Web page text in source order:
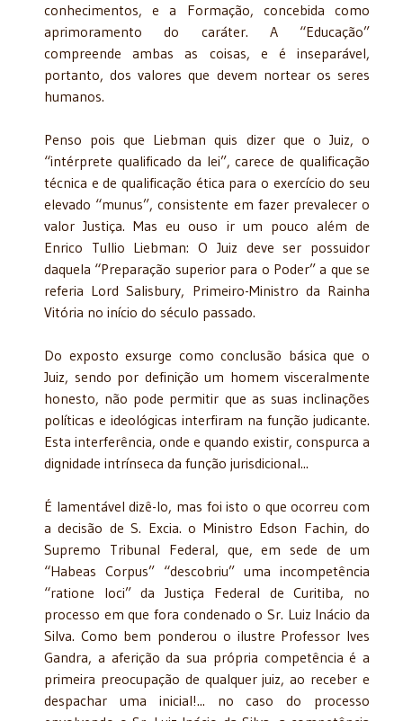
conhecimentos, e a Formação, concebida como
aprimoramento do caráter. A “Educação”
compreende ambas as coisas, e é inseparável,
portanto, dos valores que devem nortear os seres
humanos.
Penso pois que Liebman quis dizer que o Juiz, o
“intérprete qualificado da lei”, carece de qualificação
técnica e de qualificação ética para o exercício do seu
elevado “munus”, consistente em fazer prevalecer o
valor Justiça. Mas eu ouso ir um pouco além de
Enrico Tullio Liebman: O Juiz deve ser possuidor
daquela “Preparação superior para o Poder” a que se
referia Lord Salisbury, Primeiro-Ministro da Rainha
Vitória no início do século passado.
Do exposto exsurge como conclusão básica que o
Juiz, sendo por definição um homem visceralmente
honesto, não pode permitir que as suas inclinações
políticas e ideológicas interfiram na função judicante.
Esta interferência, onde e quando existir, conspurca a
dignidade intrínseca da função jurisdicional...
É lamentável dizê-lo, mas foi isto o que ocorreu com
a decisão de S. Excia. o Ministro Edson Fachin, do
Supremo Tribunal Federal, que, em sede de um
“Habeas Corpus” “descobriu” uma incompetência
“ratione loci” da Justiça Federal de Curitiba, no
processo em que fora condenado o Sr. Luiz Inácio da
Silva. Como bem ponderou o ilustre Professor Ives
Gandra, a aferição da sua própria competência é a
primeira preocupação de qualquer juiz, ao receber e
despachar uma inicial!... no caso do processo